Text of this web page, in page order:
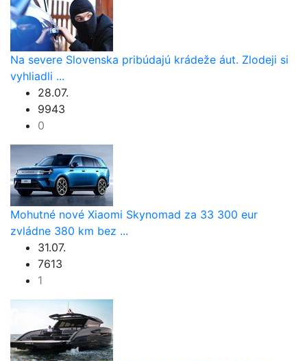
Na severe Slovenska pribúdajú krádeže áut. Zlodeji si
vyhliadli ...
28.07.
9943
0
Mohutné nové Xiaomi Skynomad za 33 300 eur
zvládne 380 km bez ...
31.07.
7613
1